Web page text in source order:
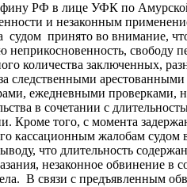
РФ в лице УФК по
и незаконным
судом принято во внимание,
свободу
количества заключенных,
арестованными
ежедневными проверками,
в сочетании с
Кроме того, с момента
кассационным жалобам
что длительность
незаконное обвинение в
В связи с предъявленным